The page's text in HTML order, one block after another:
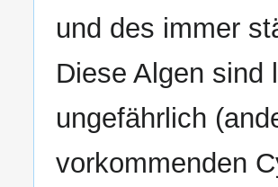
und des immer
Diese Algen sind
ungefährlich
vorkommenden